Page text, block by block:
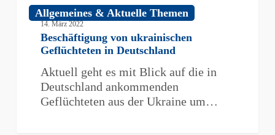
ukrainischen
Geflüchteten
Deutschland
Allgemeines & Aktuelle Themen
14. März 2022
Beschäftigung von ukrainischen
Geflüchteten in Deutschland
Aktuell geht es mit Blick auf die in
Deutschland ankommenden
Geflüchteten aus der Ukraine um…